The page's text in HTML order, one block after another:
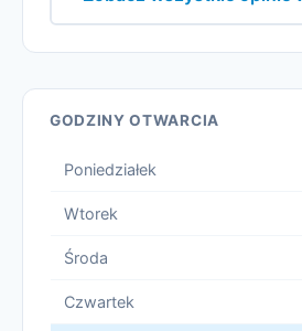
GODZINY OTWARCIA
Poniedziałek
Wtorek
Środa
Czwartek